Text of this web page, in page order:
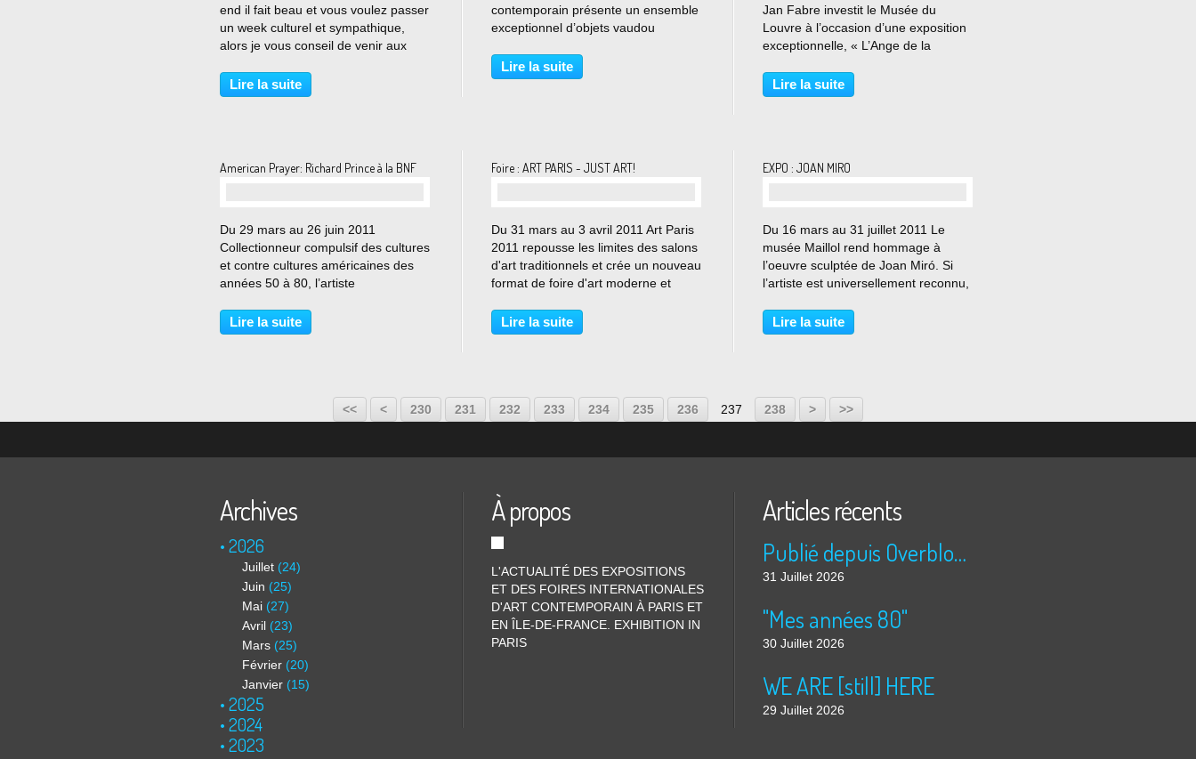
end il fait beau et vous voulez passer
un week culturel et sympathique,
alors je vous conseil de venir aux
d'artistes du père lachaise associés.
Alors, n'oublier pas de noter sur vos
Lire la suite
contemporain présente un ensemble
exceptionnel d’objets vaudou
et Jacques Kerchache, à travers une
scénographie conçue par Enzo Mari,
Lire la suite
Jan Fabre investit le Musée du
Louvre à l’occasion d’une exposition
exceptionnelle, « L’Ange de la
a marqué la carrière récente de ce
créateur polyvalent, reconnu
Lire la suite
American Prayer: Richard Prince à la BNF
Du 29 mars au 26 juin 2011
Collectionneur compulsif des cultures
et contre cultures américaines des
années 50 à 80, l’artiste
s’approprie les codes de la culture
populaire à tel point que cette
Lire la suite
Foire : ART PARIS - JUST ART!
Du 31 mars au 3 avril 2011 Art Paris
2011 repousse les limites des salons
d'art traditionnels et crée un nouveau
format de foire d'art moderne et
artistiques exclusifs. ArtParis,
l’événement parisien pour le
Lire la suite
EXPO : JOAN MIRO
Du 16 mars au 31 juillet 2011 Le
musée Maillol rend hommage à
l’oeuvre sculptée de Joan Miró. Si
l’artiste est universellement reconnu,
d’une exposition à Paris depuis près
de 40 ans. Le musée réunit pour
Lire la suite
<< < 200
210
220
230 231 232 233 234 235 236 237 238 > >>
Archives
2026
Juillet (24)
Juin (25)
Mai (27)
Avril (23)
Mars (25)
Février (20)
Janvier (15)
2025
2024
2023
À propos
L'ACTUALITÉ DES EXPOSITIONS
ET DES FOIRES INTERNATIONALES
D'ART CONTEMPORAIN À PARIS ET
EN ÎLE-DE-FRANCE. EXHIBITION IN
PARIS
Articles récents
Publié depuis Overblog et Facebook
31 Juillet 2026
"Mes années 80"
30 Juillet 2026
WE ARE [still] HERE
29 Juillet 2026